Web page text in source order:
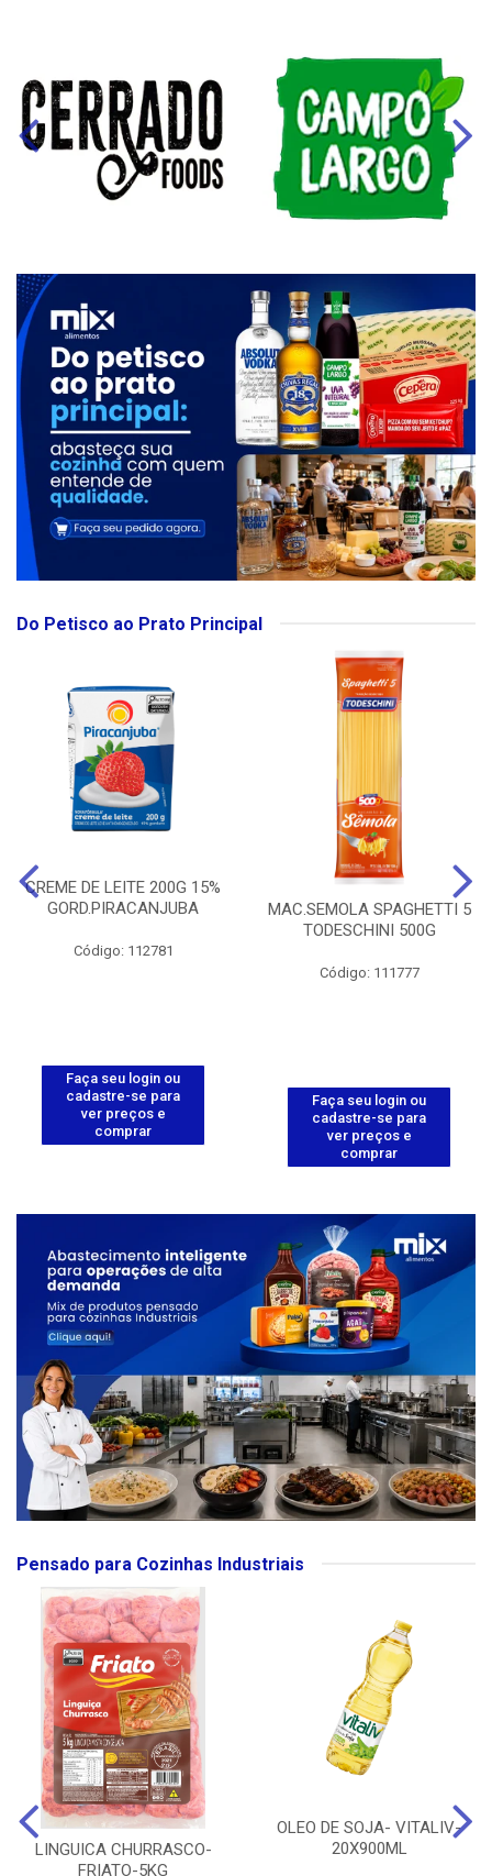
Do Petisco ao Prato Principal
CREME DE LEITE 200G 15%
GORD.PIRACANJUBA
Código: 112781
Faça seu login ou
cadastre-se para
ver preços e
comprar
MAC.SEMOLA SPAGHETTI 5
TODESCHINI 500G
Código: 111777
Faça seu login ou
cadastre-se para
ver preços e
comprar
Pensado para Cozinhas Industriais
LINGUICA CHURRASCO-
FRIATO-5KG
OLEO DE SOJA- VITALIV-
20X900ML